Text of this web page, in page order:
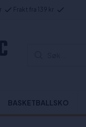
Frakt fra 139 kr
BASKETBALLSKO